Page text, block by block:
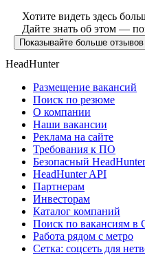
Хотите видеть здесь
Дайте знать об этом —
Показывайте больше отзывов
HeadHunter
Размещение вакансий
Поиск по резюме
О компании
Наши вакансии
Реклама на сайте
Требования к ПО
Безопасный HeadHunter
HeadHunter API
Партнерам
Инвесторам
Каталог компаний
Поиск по вакансиям в
Работа рядом с метро
Сетка: соцсеть для